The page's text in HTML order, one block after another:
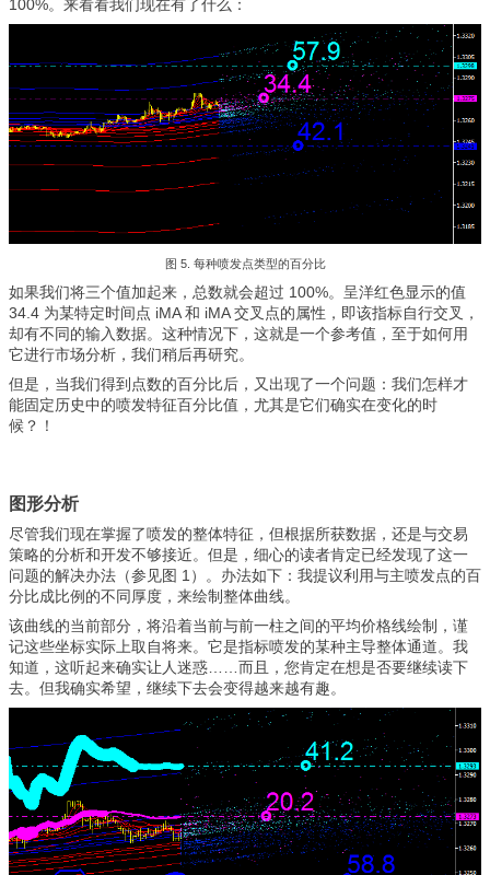
100%。来看看我们现在有了什么：
图 5. 每种喷发点类型的百分比
如果我们将三个值加起来，总数就会超过 100%。呈洋红色显示的值
34.4 为某特定时间点 iMA 和 iMA 交叉点的属性，即该指标自行交叉，
却有不同的输入数据。这种情况下，这就是一个参考值，至于如何用
它进行市场分析，我们稍后再研究。
但是，当我们得到点数的百分比后，又出现了一个问题：我们怎样才
能固定历史中的喷发特征百分比值，尤其是它们确实在变化的时
候？！
图形分析
尽管我们现在掌握了喷发的整体特征，但根据所获数据，还是与交易
策略的分析和开发不够接近。但是，细心的读者肯定已经发现了这一
问题的解决办法（参见图 1）。办法如下：我提议利用与主喷发点的百
分比成比例的不同厚度，来绘制整体曲线。
该曲线的当前部分，将沿着当前与前一柱之间的平均价格线绘制，谨
记这些坐标实际上取自将来。它是指标喷发的某种主导整体通道。我
知道，这听起来确实让人迷惑……而且，您肯定在想是否要继续读下
去。但我确实希望，继续下去会变得越来越有趣。